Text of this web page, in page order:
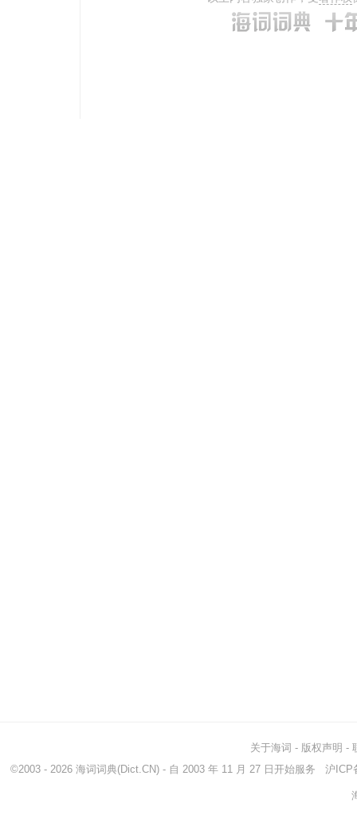
关于海词 - 版权声明 -
©2003 - 2026 海词词典(Dict.CN) - 自 2003 年 11 月 27 日开始服务 沪ICP